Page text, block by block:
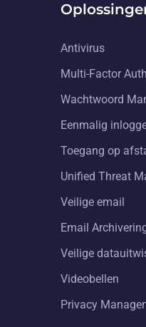
Antivirus
Multi-Factor
Wachtwoord
Eenmalig
Toegang op
Unified Threat
Veilige email
Email
Veilige
Videobellen
Privacy